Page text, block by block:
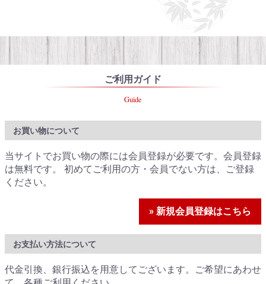
ご利用ガイド
Guide
お買い物について
当サイトでお買い物の際には会員登録が必要です。会員登録
は無料です。 初めてご利用の方・会員でない方は、ご登録
ください。
» 新規会員登録はこちら
お支払い方法について
代金引換、銀行振込を用意してございます。ご希望にあわせ